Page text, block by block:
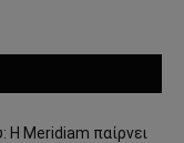
Η Meridiam παίρνει